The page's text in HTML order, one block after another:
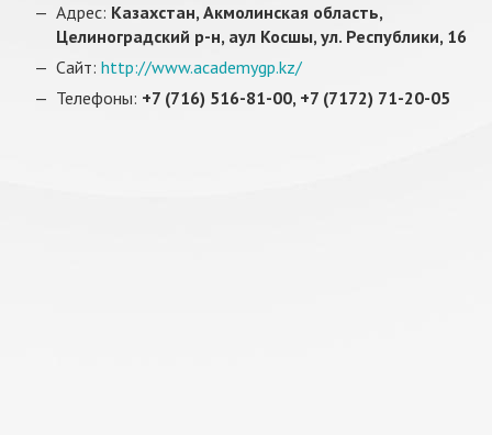
Адрес: Казахстан, Акмолинская область,
Целиноградский р-н, аул Косшы, ул. Республики, 16
Сайт: http://www.academygp.kz/
Телефоны: +7 (716) 516-81-00, +7 (7172) 71-20-05